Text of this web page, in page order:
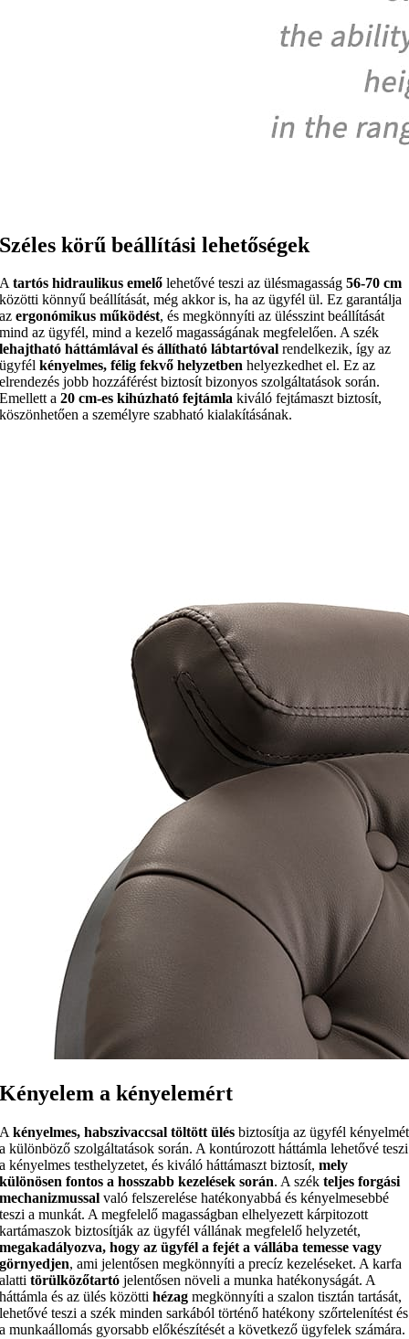
Széles körű beállítási lehetőségek
Atartós hidraulikus emelő lehetővé teszi az ülésmagasság56-70 cm
közötti könnyű beállítását, még akkor is, ha az ügyfél ül. Ez garantálja
azergonómikus működést, és megkönnyíti az ülésszint beállítását
mind az ügyfél, mind a kezelő magasságának megfelelően. A szék
lehajtható háttámlával és állítható lábtartóval rendelkezik, így az
ügyfélkényelmes, félig fekvő helyzetben helyezkedhet el. Ez az
elrendezés jobb hozzáférést biztosít bizonyos szolgáltatások során.
Emellett a20 cm-es kihúzható fejtámla kiváló fejtámaszt biztosít,
köszönhetően a személyre szabható kialakításának.
Kényelem a kényelemért
Akényelmes, habszivaccsal töltött ülés biztosítja az ügyfél kényelmét
a különböző szolgáltatások során. A kontúrozott háttámla lehetővé teszi
a kényelmes testhelyzetet, és kiváló háttámaszt biztosít,mely
különösen fontos a hosszabb kezelések során. A székteljes forgási
mechanizmussal való felszerelése hatékonyabbá és kényelmesebbé
teszi a munkát. A megfelelő magasságban elhelyezett kárpitozott
kartámaszok biztosítják az ügyfél vállának megfelelő helyzetét,
megakadályozva, hogy az ügyfél a fejét a vállába temesse vagy
görnyedjen, ami jelentősen megkönnyíti a precíz kezeléseket. A karfa
alattitörülközőtartó jelentősen növeli a munka hatékonyságát. A
háttámla és az ülés közöttihézag megkönnyíti a szalon tisztán tartását,
lehetővé teszi a szék minden sarkából történő hatékony szőrtelenítést és
a munkaállomás gyorsabb előkészítését a következő ügyfelek számára.